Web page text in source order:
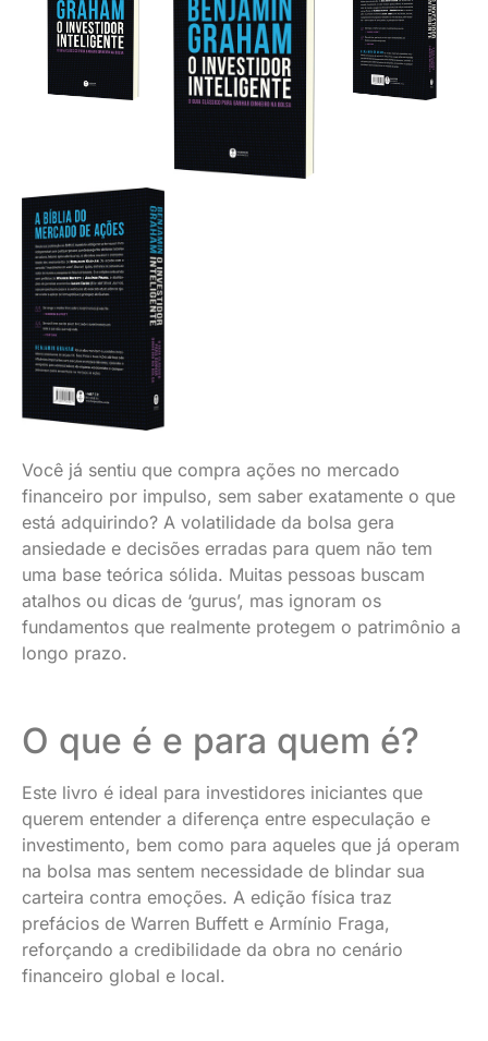
Você já sentiu que compra ações no mercado
financeiro por impulso, sem saber exatamente o que
está adquirindo? A volatilidade da bolsa gera
ansiedade e decisões erradas para quem não tem
uma base teórica sólida. Muitas pessoas buscam
atalhos ou dicas de ‘gurus’, mas ignoram os
fundamentos que realmente protegem o patrimônio a
longo prazo.
O que é e para quem é?
Este livro é ideal para investidores iniciantes que
querem entender a diferença entre especulação e
investimento, bem como para aqueles que já operam
na bolsa mas sentem necessidade de blindar sua
carteira contra emoções. A edição física traz
prefácios de Warren Buffett e Armínio Fraga,
reforçando a credibilidade da obra no cenário
financeiro global e local.